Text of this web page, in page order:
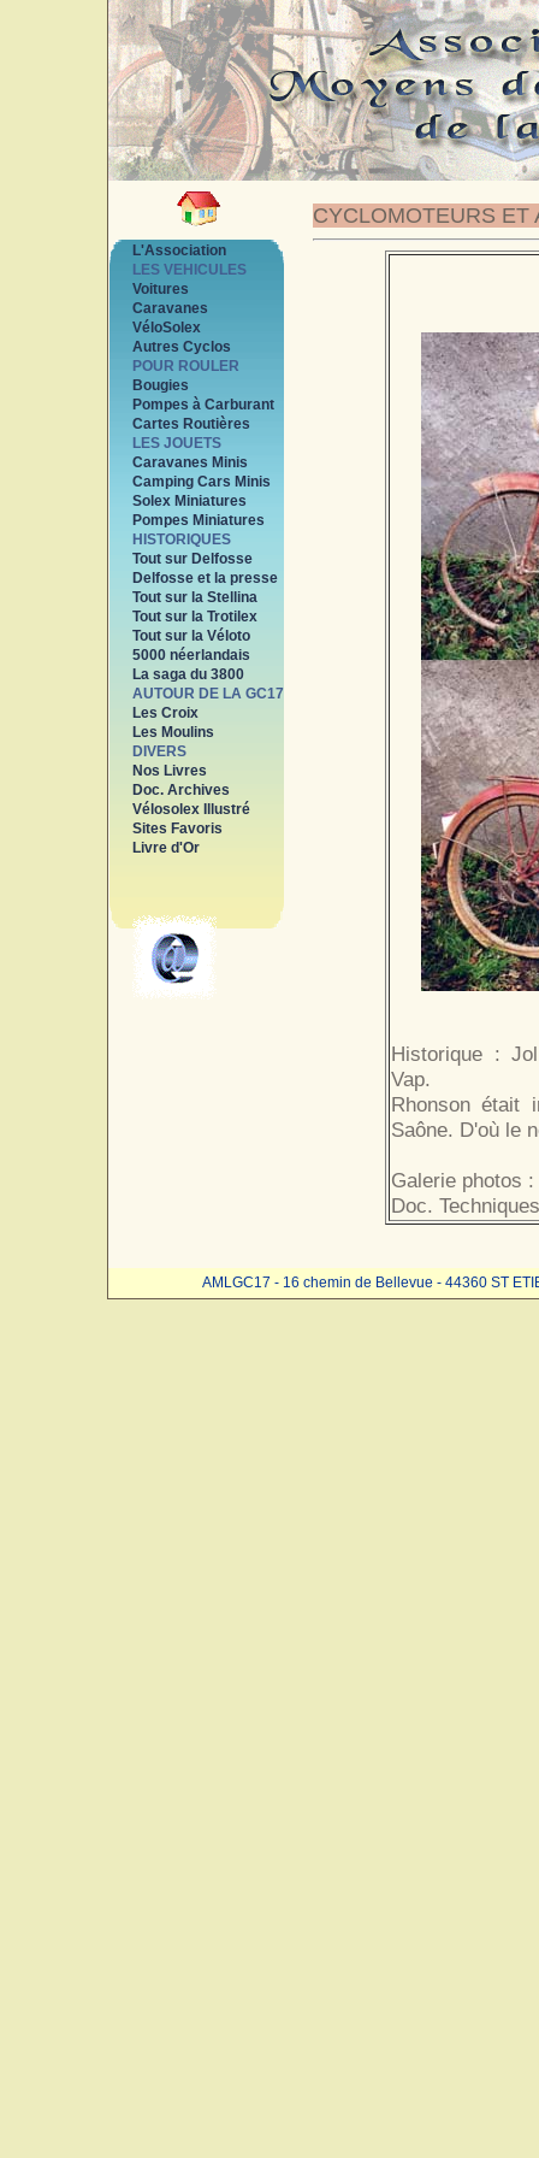
CYCLOMOTEURS ET
L'Association
LES VEHICULES
Voitures
Caravanes
VéloSolex
Autres Cyclos
POUR ROULER
Bougies
Pompes à Carburant
Cartes Routières
LES JOUETS
Caravanes Minis
Camping Cars Minis
Solex Miniatures
Pompes Miniatures
HISTORIQUES
Tout sur Delfosse
Delfosse et la presse
Tout sur la Stellina
Tout sur la Trotilex
Tout sur la Véloto
5000 néerlandais
La saga du 3800
AUTOUR DE LA GC17
Les Croix
Les Moulins
DIVERS
Nos Livres
Doc. Archives
Vélosolex Illustré
Sites Favoris
Livre d'Or
Historique :
Vap.
Rhonson était
Saône. D'où le
Galerie photos :
Doc.
AMLGC17 - 16 chemin de Bellevue - 44360 ST